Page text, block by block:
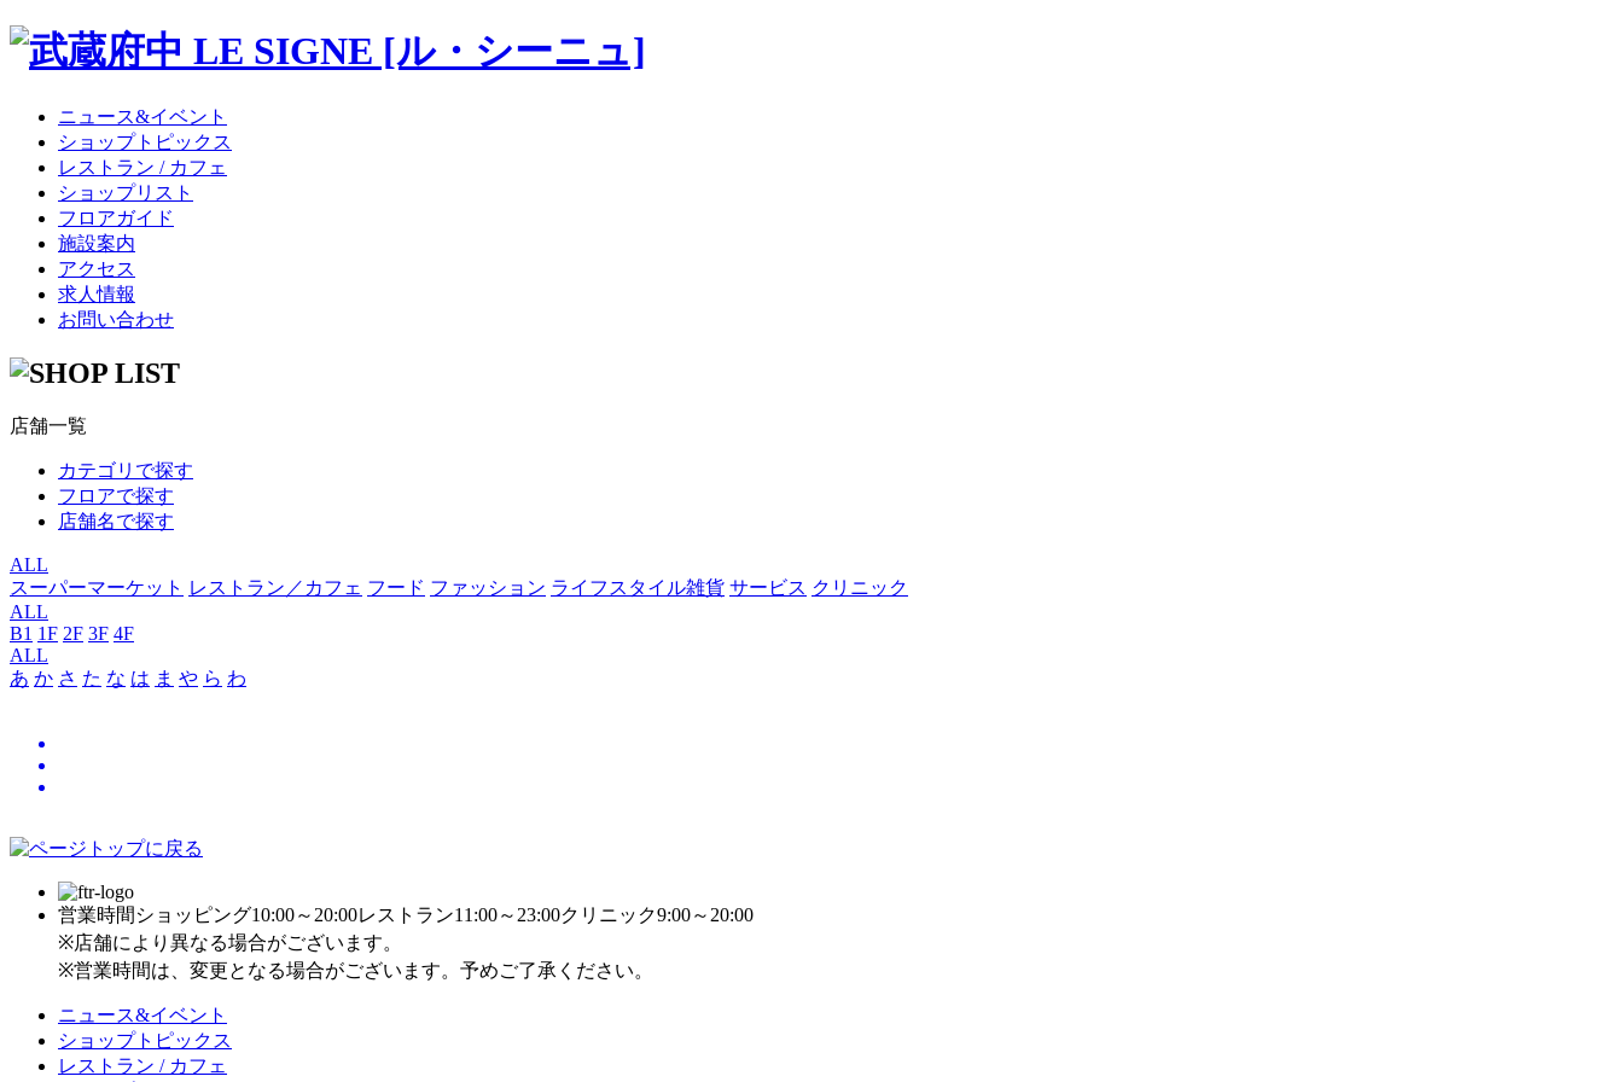
ニュース&イベント
ショップトピックス
レストラン / カフェ
ショップリスト
フロアガイド
施設案内
アクセス
求人情報
お問い合わせ
店舗一覧
カテゴリで探す
フロアで探す
店舗名で探す
ALL
スーパーマーケット レストラン／カフェ フード ファッション ライフスタイル雑貨 サービス クリニック
ALL
B1 1F 2F 3F 4F
ALL
あ か さ た な は ま や ら わ
営業時間 ショッピング10:00～20:00レストラン11:00～23:00クリニック9:00～20:00
※店舗により異なる場合がございます。
※営業時間は、変更となる場合がございます。予めご了承ください。
ニュース&イベント
ショップトピックス
レストラン / カフェ